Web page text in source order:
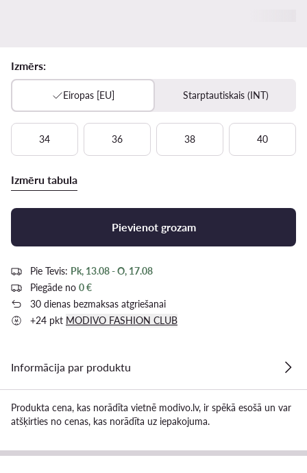
Izmērs:
Eiropas [EU] Starptautiskais (INT)
34 36 38 40
Izmēru tabula
Pievienot grozam
Pie Tevis: Pk, 13.08 - O, 17.08
Piegāde no 0 €
30 dienas bezmaksas atgriešanai
+24 pkt MODIVO FASHION CLUB
Informācija par produktu
Produkta cena, kas norādīta vietnē modivo.lv, ir spēkā esošā un var
atšķirties no cenas, kas norādīta uz iepakojuma.